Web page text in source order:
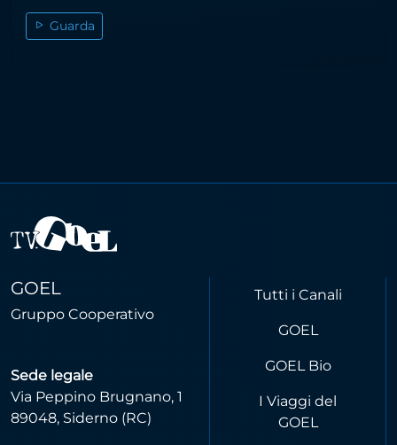
Guarda
GOEL
Gruppo Cooperativo
Sede legale
Via Peppino Brugnano, 1
89048, Siderno (RC)
Tutti i Canali
GOEL
GOEL Bio
I Viaggi del
GOEL